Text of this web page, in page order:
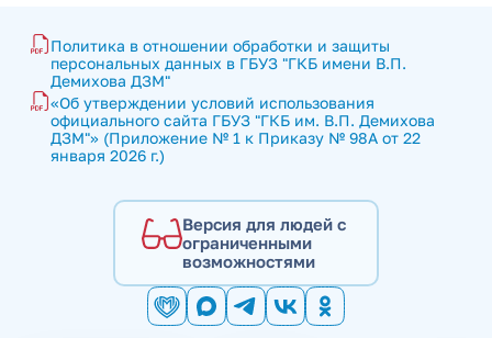
Политика в отношении обработки и защиты
персональных данных в ГБУЗ "ГКБ имени В.П.
Демихова ДЗМ"
«Об утверждении условий использования
официального сайта ГБУЗ "ГКБ им. В.П. Демихова
ДЗМ"» (Приложение № 1 к Приказу № 98А от 22
января 2026 г.)
Версия для людей с
ограниченными
возможностями